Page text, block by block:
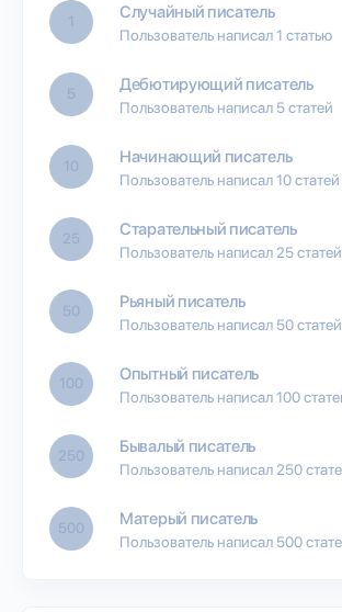
1 Случайный писатель
Пользователь написал 1 статью
5 Дебютирующий писатель
Пользователь написал 5 статей
10 Начинающий писатель
Пользователь написал 10 статей
25 Старательный писатель
Пользователь написал 25 статей
50 Рьяный писатель
Пользователь написал 50 статей
100 Опытный писатель
Пользователь написал 100
250 Бывалый писатель
Пользователь написал 250
500 Матерый писатель
Пользователь написал 500